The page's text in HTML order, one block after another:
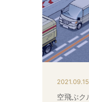
2021.09.15
空飛ぶク